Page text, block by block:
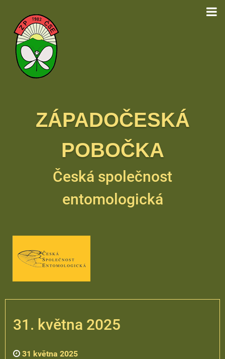
ZÁPADOČESKÁ
POBOČKA
Česká společnost
entomologická
31. května 2025
31 května 2025